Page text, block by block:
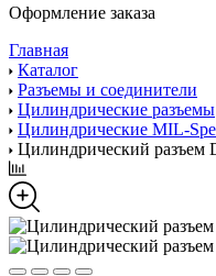
Оформление заказа
Главная
Каталог
Разъемы и соединители
Цилиндрические разъемы
Цилиндрические MIL-
Цилиндрический разъем